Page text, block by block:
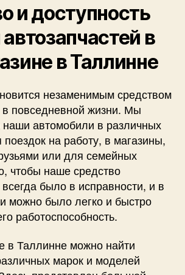
и доступность
в
в Таллинне
незаменимым средством
повседневной жизни. Мы
наши автомобили в различных
поездок на работу, в магазины,
или для семейных
чтобы наше средство
было в исправности, и в
можно было легко и быстро
работоспособность.
в Таллинне можно найти
марок и моделей